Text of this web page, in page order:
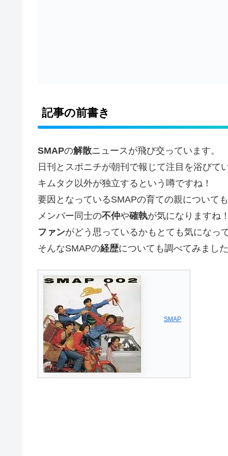
記事の前書き
SMAPの解散ニュースが飛び交っています。
日刊とスポニチが朝刊で報じて注目を浴びて
キムタク以外が独立するという噂ですね！
要因となっているSMAPの育ての親について
メンバー同士の不仲や確執が気になりますね
ファンがどう思っているかもとても気になっ
そんなSMAPの経歴についても調べてみまし
SMAP